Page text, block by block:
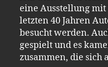
eine Ausstellung mit
letzten 40 Jahren
besucht werden.
gespielt und es
zusammen, die sich